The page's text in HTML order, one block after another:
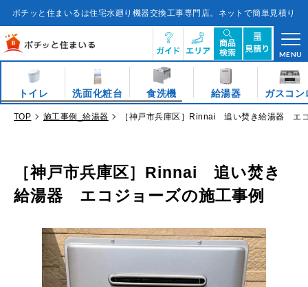
テ
に
ス
キ
プ
ポチッと住まいるは住宅水廻り機器交換工事専門店。ネットで簡単見積り
MENU
トイレ 洗面化粧台 食洗機 給湯器 ガスコン
TOP 施工事例_給湯器 ［神戸市兵庫区］Rinnai 追い焚き給湯器 エ
［神戸市兵庫区］Rinnai 追い焚き
給湯器 エコジョーズの施工事例